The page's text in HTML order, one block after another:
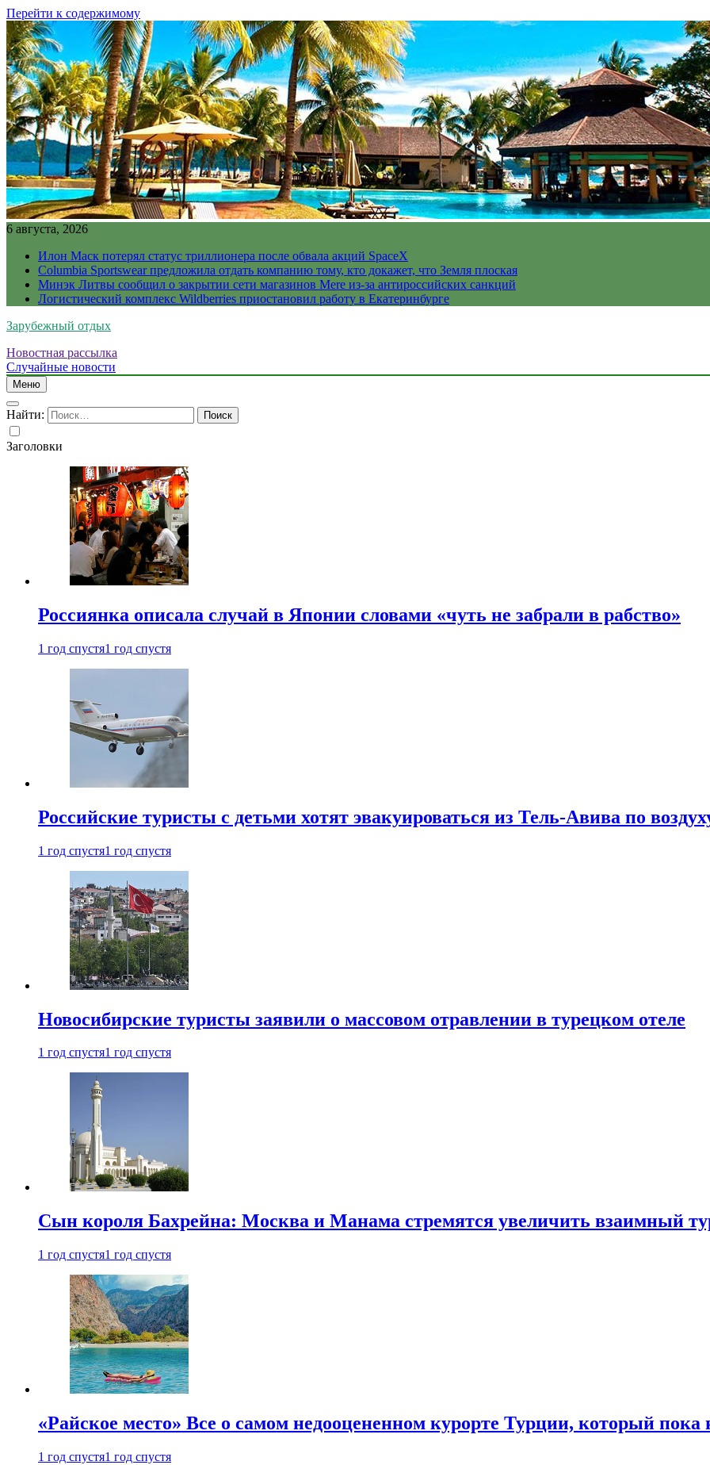
Перейти к содержимому
6 августа, 2026
Илон Маск потерял статус триллионера после обвала акций SpaceX
Columbia Sportswear предложила отдать компанию тому, кто докажет, что Земля плоская
Минэк Литвы сообщил о закрытии сети магазинов Mere из-за антироссийских санкций
Логистический комплекс Wildberries приостановил работу в Екатеринбурге
Зарубежный отдых
Новостная рассылка
Случайные новости
Меню
Найти:
Заголовки
Россиянка описала случай в Японии словами «чуть не забрали в рабство»
1 год спустя1 год спустя
Российские туристы с детьми хотят эвакуироваться из Тель-Авива по
1 год спустя1 год спустя
Новосибирские туристы заявили о массовом отравлении в турецком отеле
1 год спустя1 год спустя
Сын короля Бахрейна: Москва и Манама стремятся увеличить взаимный
1 год спустя1 год спустя
«Райское место» Все о самом недооцененном курорте Турции, который пока
1 год спустя1 год спустя